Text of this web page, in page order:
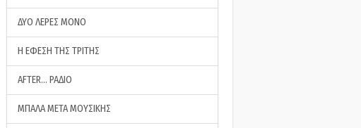
ΔΥΟ ΛΕΡΕΣ ΜΟΝΟ
Η ΕΦΕΣΗ ΤΗΣ ΤΡΙΤΗΣ
AFTER… ΡΑΔΙΟ
ΜΠΑΛΑ ΜΕΤΑ ΜΟΥΣΙΚΗΣ